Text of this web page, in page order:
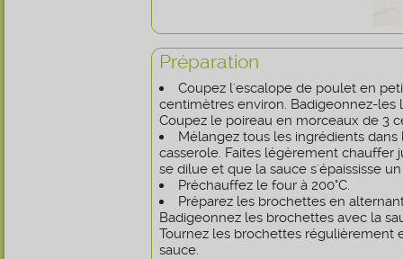
Préparation
Coupez l'escalope de poulet en
centimètres environ. Badigeonnez-les
Coupez le poireau en morceaux de 3
Mélangez tous les ingrédients
casserole. Faites légèrement chauffer
se dilue et que la sauce s'épaississe
Préchauffez le four à 200°C.
Préparez les brochettes en
Badigeonnez les brochettes avec la
Tournez les brochettes régulièrement
sauce.